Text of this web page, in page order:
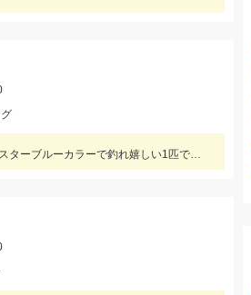
Rサーディンをしゃくったところ、カマスがヒットしてくれました。魚に感謝です。 新色のマイスターブルーカラーで釣れ嬉しい1匹です。